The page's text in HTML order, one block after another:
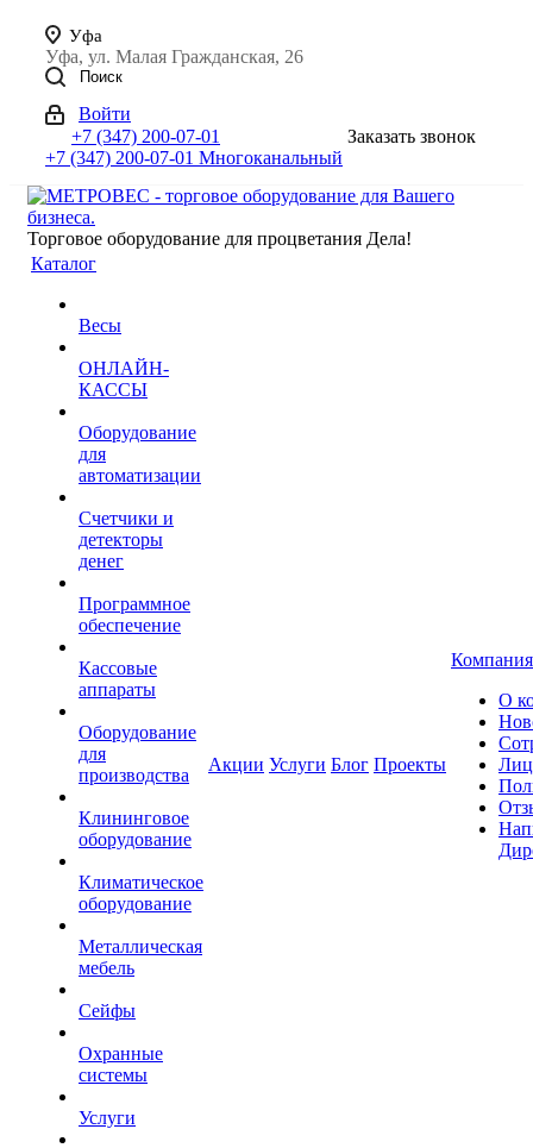
Уфа
Уфа, ул. Малая Гражданская, 26
Поиск
Войти
+7 (347) 200-07-01
+7 (347) 200-07-01 Многоканальный
Заказать звонок
Торговое оборудование для процветания Дела!
Каталог
Весы
ОНЛАЙН-
КАССЫ
Оборудование
для
автоматизации
Счетчики и
детекторы
денег
Программное
обеспечение
Кассовые
аппараты
Оборудование
для
производства
Клининговое
оборудование
Климатическое
оборудование
Металлическая
мебель
Сейфы
Охранные
системы
Услуги
Акции Услуги Блог Проекты
Компания
О